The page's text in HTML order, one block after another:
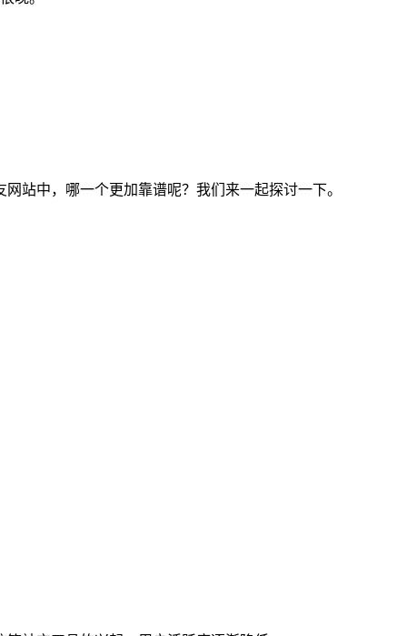
站中，哪一个更加靠谱呢？我们来一起探讨一下。